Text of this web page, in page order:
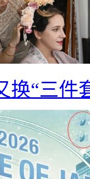
换“三